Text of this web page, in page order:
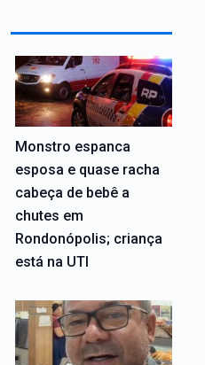
Monstro espanca
esposa e quase racha
cabeça de bebê a
chutes em
Rondonópolis; criança
está na UTI